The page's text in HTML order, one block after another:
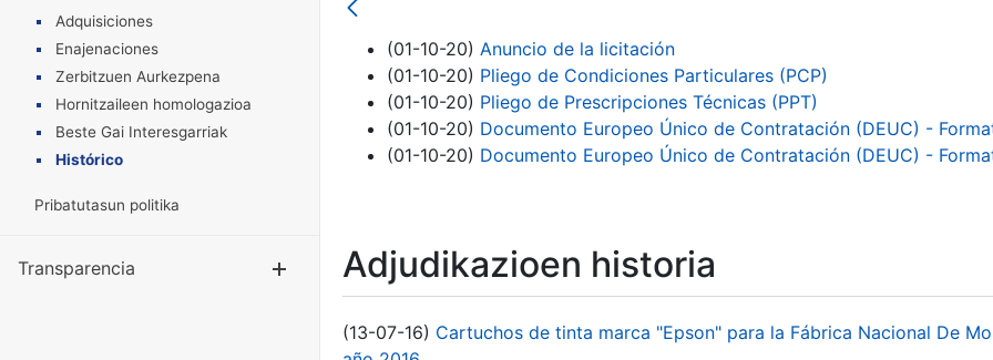
Adquisiciones
Enajenaciones
Zerbitzuen Aurkezpena
Hornitzaileen homologazioa
Beste Gai Interesgarriak
Histórico
Pribatutasun politika
Transparencia Erakutsi/Ezkutatu
(01-10-20) Anuncio de la licitación
(01-10-20) Pliego de Condiciones Particulares (PCP)
(01-10-20) Pliego de Prescripciones Técnicas (PPT)
(01-10-20) Documento Europeo Único de Contratación (DEUC) -
(01-10-20) Documento Europeo Único de Contratación (DEUC) -
Adjudikazioen historia
(13-07-16) Cartuchos de tinta marca "Epson" para la Fábrica Nacional De